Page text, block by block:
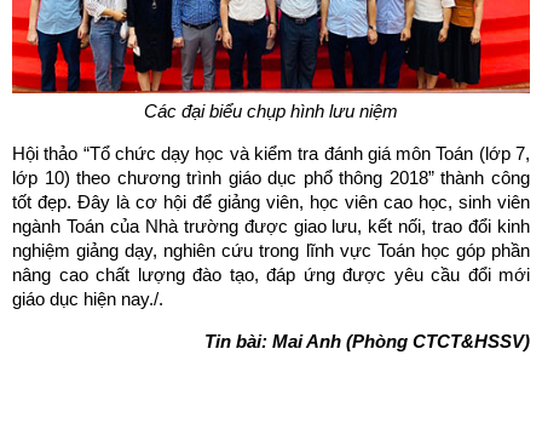
Các đại biểu chụp hình lưu niệm
Hội thảo “Tổ chức dạy học và kiểm tra đánh giá môn Toán (lớp 7,
lớp 10) theo chương trình giáo dục phổ thông 2018” thành công
tốt đẹp. Đây là cơ hội để giảng viên, học viên cao học, sinh viên
ngành Toán của Nhà trường được giao lưu, kết nối, trao đổi kinh
nghiệm giảng dạy, nghiên cứu trong lĩnh vực Toán học góp phần
nâng cao chất lượng đào tạo, đáp ứng được yêu cầu đổi mới
giáo dục hiện nay./.
Tin bài: Mai Anh (Phòng CTCT&HSSV)